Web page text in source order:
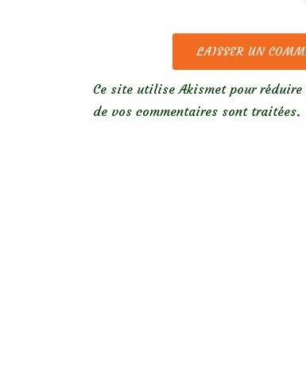
Ce site utilise Akismet pour
de vos commentaires sont traitées.